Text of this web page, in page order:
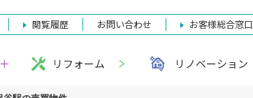
閲覧履歴 お問い合わせ お客様総合窓口
リフォーム リノベーション